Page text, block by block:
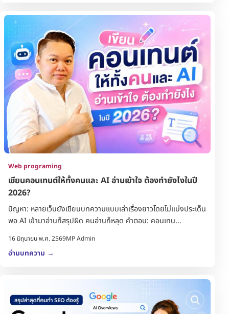
Web programing
เขียนคอนเทนต์ให้ทั้งคนและ AI อ่านเข้าใจ ต้องทำยังไงในปี
2026?
ปัญหา: หลายเว็บยังเขียนบทความแบบเล่าเรื่องยาวโดยไม่แบ่งประเด็น
พอ AI เข้ามาอ่านก็สรุปผิด คนอ่านก็หลุด คำตอบ: คอนเทน...
16 มิถุนายน พ.ศ. 2569MP Admin
อ่านบทความ →